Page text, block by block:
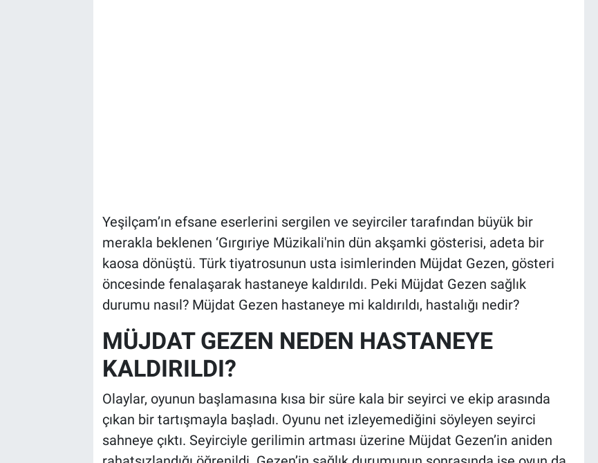
Yeşilçam’ın efsane eserlerini sergilen ve seyirciler tarafından büyük bir
merakla beklenen ‘Gırgıriye Müzikali'nin dün akşamki gösterisi, adeta bir
kaosa dönüştü. Türk tiyatrosunun usta isimlerinden Müjdat Gezen, gösteri
öncesinde fenalaşarak hastaneye kaldırıldı. Peki Müjdat Gezen sağlık
durumu nasıl? Müjdat Gezen hastaneye mi kaldırıldı, hastalığı nedir?
MÜJDAT GEZEN NEDEN HASTANEYE
KALDIRILDI?
Olaylar, oyunun başlamasına kısa bir süre kala bir seyirci ve ekip arasında
çıkan bir tartışmayla başladı. Oyunu net izleyemediğini söyleyen seyirci
sahneye çıktı. Seyirciyle gerilimin artması üzerine Müjdat Gezen’in aniden